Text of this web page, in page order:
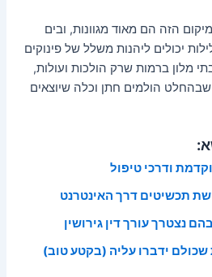
הזה הם מאוד מגוונות, ובים
יכולים ליהנות משלל של פינוקים
מלון ברמות שרק הולכות ועולות,
שבהחלט הולמים חתן וכלה שיוצאים
ודרכי טיפול
תכשיטים דרך האינטרנט
נצטרך עורך דין גירושין
שכולם ידברו עליה (בקטע טוב)